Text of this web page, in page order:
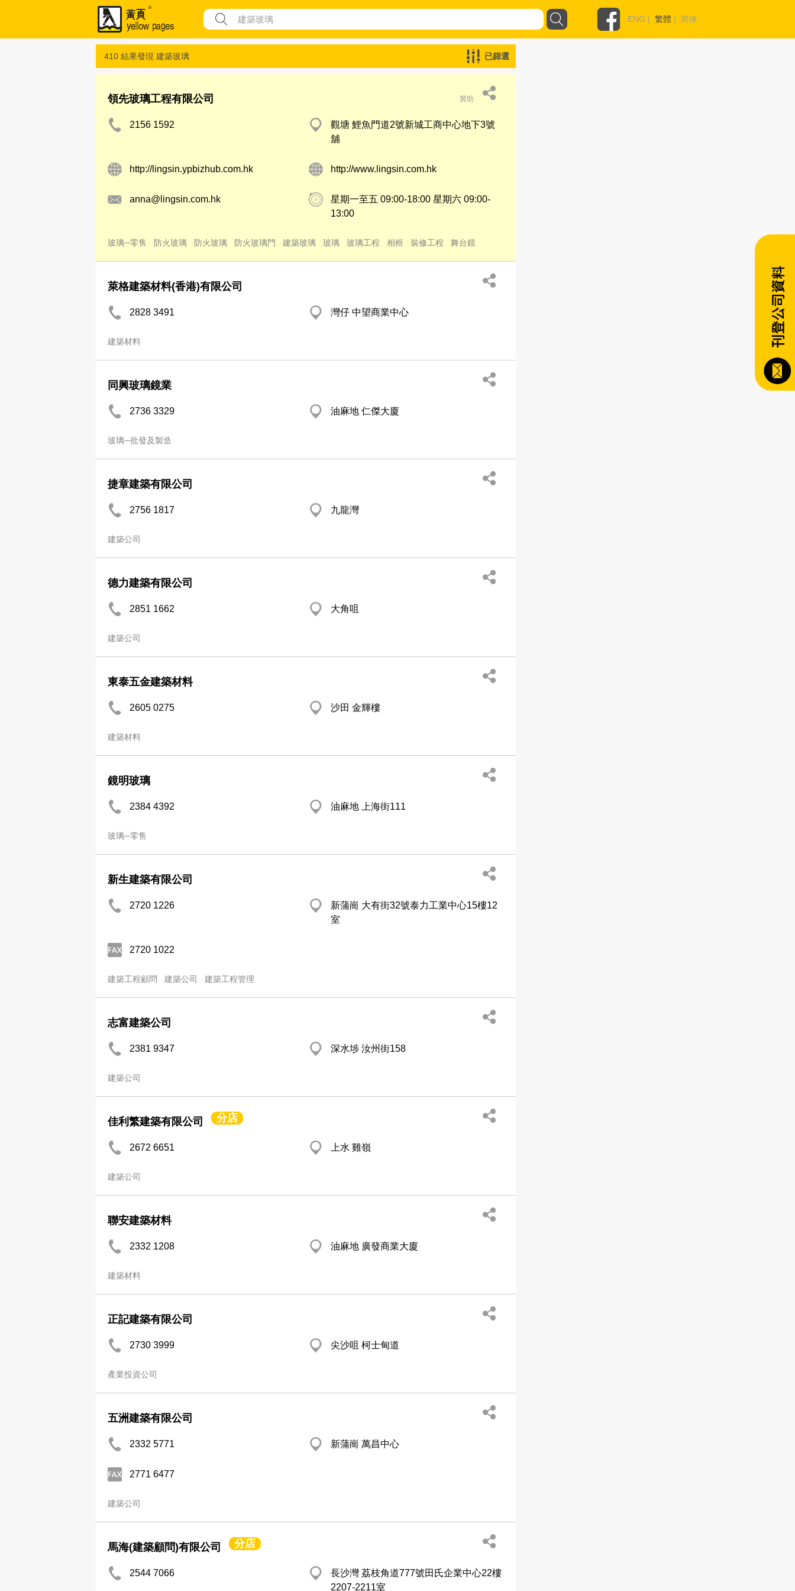
ENG | 繁體 | 简体
410 結果發現 建築玻璃 已篩選
領先玻璃工程有限公司 贊助
2156 1592
觀塘 鯉魚門道2號新城工商中心地下3號
舖
http://lingsin.ypbizhub.com.hk http://www.lingsin.com.hk
anna@lingsin.com.hk
星期一至五 09:00-18:00 星期六 09:00-
13:00
玻璃─零售 防火玻璃 防火玻璃 防火玻璃門 建築玻璃 玻璃 玻璃工程 相框 裝修工程 舞台鏡
萊格建築材料(香港)有限公司
2828 3491 灣仔 中望商業中心
建築材料
同興玻璃鏡業
2736 3329 油麻地 仁傑大廈
玻璃─批發及製造
捷章建築有限公司
2756 1817 九龍灣
建築公司
德力建築有限公司
2851 1662 大角咀
建築公司
東泰五金建築材料
2605 0275 沙田 金輝樓
建築材料
鏡明玻璃
2384 4392 油麻地 上海街111
玻璃─零售
新生建築有限公司
2720 1226
新蒲崗 大有街32號泰力工業中心15樓12
室
2720 1022
建築工程顧問 建築公司 建築工程管理
志富建築公司
2381 9347 深水埗 汝州街158
建築公司
佳利繁建築有限公司 分店
2672 6651 上水 雞嶺
建築公司
聯安建築材料
2332 1208 油麻地 廣發商業大廈
建築材料
正記建築有限公司
2730 3999 尖沙咀 柯士甸道
產業投資公司
五洲建築有限公司
2332 5771 新蒲崗 萬昌中心
2771 6477
建築公司
馬海(建築顧問)有限公司 分店
2544 7066
長沙灣 荔枝角道777號田氏企業中心22樓
2207-2211室